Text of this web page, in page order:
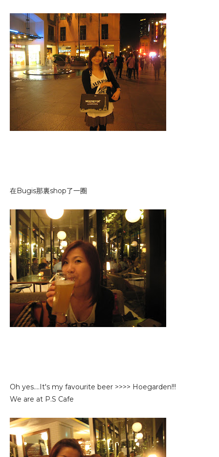
在Bugis那裏shop了一圈
Oh yes....It's my favourite beer >>>> Hoegarden!!!
We are at P.S Cafe